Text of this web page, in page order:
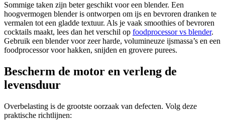
Sommige taken zijn beter geschikt voor een blender. Een
hoogvermogen blender is ontworpen om ijs en bevroren dranken te
vermalen tot een gladde textuur. Als je vaak smoothies of bevroren
cocktails maakt, lees dan het verschil op foodprocessor vs blender.
Gebruik een blender voor zeer harde, volumineuze ijsmassa’s en een
foodprocessor voor hakken, snijden en grovere purees.
Bescherm de motor en verleng de
levensduur
Overbelasting is de grootste oorzaak van defecten. Volg deze
praktische richtlijnen: